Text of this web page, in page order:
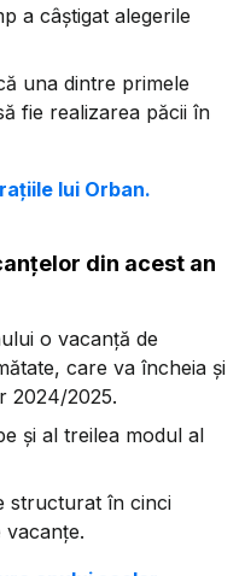
a câştigat alegerile
una dintre primele
fie realizarea păcii în
lui Orban.
din acest an
o vacanță de
care va încheia și
2024/2025.
și al treilea modul al
structurat în cinci
vacanțe.